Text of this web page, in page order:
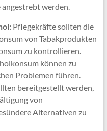
werden.
Pflegekräfte sollten die
von Tabakprodukten
zu kontrollieren.
können zu
Problemen führen.
bereitgestellt werden,
von
Alternativen zu